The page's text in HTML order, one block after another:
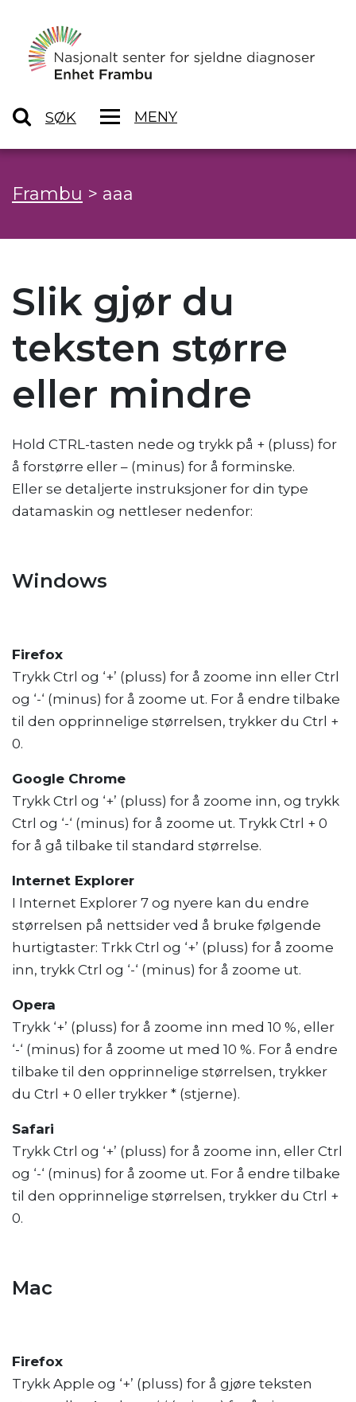
SØK MENY
Frambu > aaa
Slik gjør du
teksten større
eller mindre
Hold CTRL-tasten nede og trykk på + (pluss) for
å forstørre eller – (minus) for å forminske.
Eller se detaljerte instruksjoner for din type
datamaskin og nettleser nedenfor:
Windows
Firefox
Trykk Ctrl og ‘+’ (pluss) for å zoome inn eller Ctrl
og ‘-‘ (minus) for å zoome ut. For å endre tilbake
til den opprinnelige størrelsen, trykker du Ctrl +
0.
Google Chrome
Trykk Ctrl og ‘+’ (pluss) for å zoome inn, og trykk
Ctrl og ‘-‘ (minus) for å zoome ut. Trykk Ctrl + 0
for å gå tilbake til standard størrelse.
Internet Explorer
I Internet Explorer 7 og nyere kan du endre
størrelsen på nettsider ved å bruke følgende
hurtigtaster: Trkk Ctrl og ‘+’ (pluss) for å zoome
inn, trykk Ctrl og ‘-‘ (minus) for å zoome ut.
Opera
Trykk ‘+’ (pluss) for å zoome inn med 10 %, eller
‘-‘ (minus) for å zoome ut med 10 %. For å endre
tilbake til den opprinnelige størrelsen, trykker
du Ctrl + 0 eller trykker * (stjerne).
Safari
Trykk Ctrl og ‘+’ (pluss) for å zoome inn, eller Ctrl
og ‘-‘ (minus) for å zoome ut. For å endre tilbake
til den opprinnelige størrelsen, trykker du Ctrl +
0.
Mac
Firefox
Trykk Apple og ‘+’ (pluss) for å gjøre teksten